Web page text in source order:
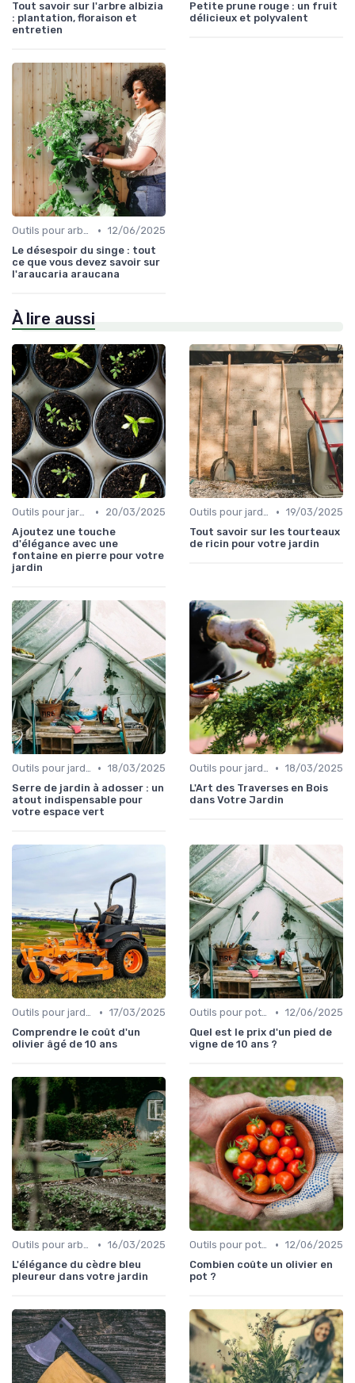
Tout savoir sur l'arbre albizia
: plantation, floraison et
entretien
Petite prune rouge : un fruit
délicieux et polyvalent
Outils pour arbres et arbustes • 12/06/2025
Le désespoir du singe : tout
ce que vous devez savoir sur
l'araucaria araucana
À lire aussi
Outils pour jardinage urbain •
20/03/2025
Ajoutez une touche
d'élégance avec une
fontaine en pierre pour votre
jardin
Outils pour jardinage écologique • 19/03/2025
Tout savoir sur les tourteaux
de ricin pour votre jardin
Outils pour jardinage urbain • 18/03/2025
Serre de jardin à adosser : un
atout indispensable pour
votre espace vert
Outils pour jardinage urbain • 18/03/2025
L'Art des Traverses en Bois
dans Votre Jardin
Outils pour jardinage écologique • 17/03/2025
Comprendre le coût d'un
olivier âgé de 10 ans
Outils pour potagers • 12/06/2025
Quel est le prix d'un pied de
vigne de 10 ans ?
Outils pour arbres et arbustes • 16/03/2025
L'élégance du cèdre bleu
pleureur dans votre jardin
Outils pour potagers • 12/06/2025
Combien coûte un olivier en
pot ?